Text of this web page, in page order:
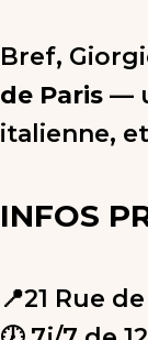
Bref,
de Paris—
italienne,
INFOS
📍21 Rue